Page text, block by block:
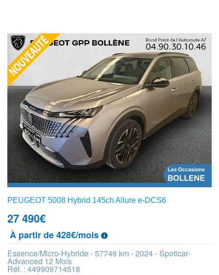
PEUGEOT 5008 Hybrid 145ch Allure e-DCS6
27 490€
À partir de 428€/mois
Essence/Micro-Hybride - 57748 km - 2024 - Spoticar-
Advanced 12 Mois
Réf. : 449909714518